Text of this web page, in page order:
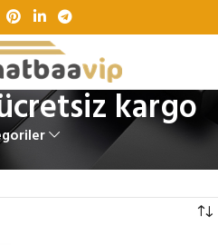
kargo
kargo” olarak etiketlendi